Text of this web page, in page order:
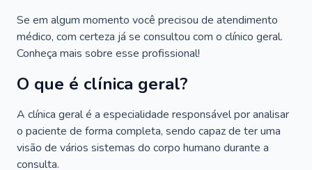
Se em algum momento você precisou de atendimento
médico, com certeza já se consultou com o clínico geral.
Conheça mais sobre esse profissional!
O que é clínica geral?
A clínica geral é a especialidade responsável por analisar
o paciente de forma completa, sendo capaz de ter uma
visão de vários sistemas do corpo humano durante a
consulta.